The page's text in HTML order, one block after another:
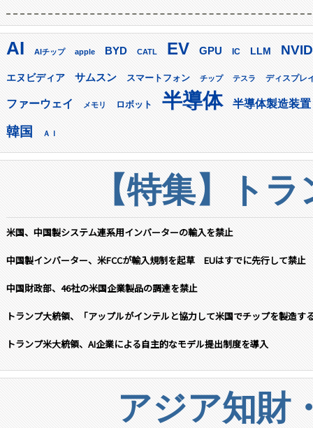
AI AIチップ apple BYD CATL EV GPU IC LLM
エヌビディア サムスン スマートフォン チップ テスラ ディスプレ
ファーウェイ メモリ ロボット 半導体 半導体製造装置
韓国 ＡＩ
【特集】ト
米国、中国製システム連系用インバーターの輸入を禁止
中国製インバーター、米FCCが輸入規制を起草 EUはすでに先行して禁止
中国財政部、46社の米国企業製品の調達を禁止
トランプ大統領、「アップルがインテルと協力して米国でチップを製造す
トランプ米大統領、AI企業による自主的なモデル提出制度を導入
アジア知財